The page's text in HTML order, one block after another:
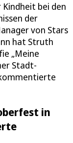
Kindheit bei den
der
von Stars
hat Struth
„Meine
Stadt-
in